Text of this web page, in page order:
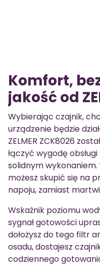
Komfort,
jakość od
Wybierając czajnik,
urządzenie będzie
ZELMER ZCK8026
łączyć wygodę obsługi
solidnym
możesz skupić się na
napoju, zamiast
Wskaźnik poziomu
sygnał gotowości
dołożysz do tego filtr
osadu, dostajesz
codziennego